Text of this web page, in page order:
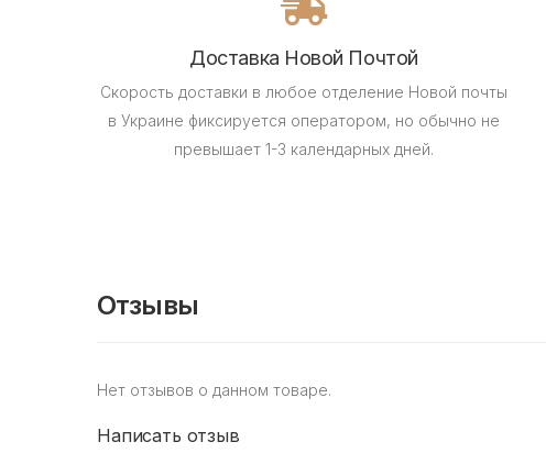
Доставка Новой Почтой
Скорость доставки в любое отделение Новой почты
в Украине фиксируется оператором, но обычно не
превышает 1-3 календарных дней.
Отзывы
Нет отзывов о данном товаре.
Написать отзыв